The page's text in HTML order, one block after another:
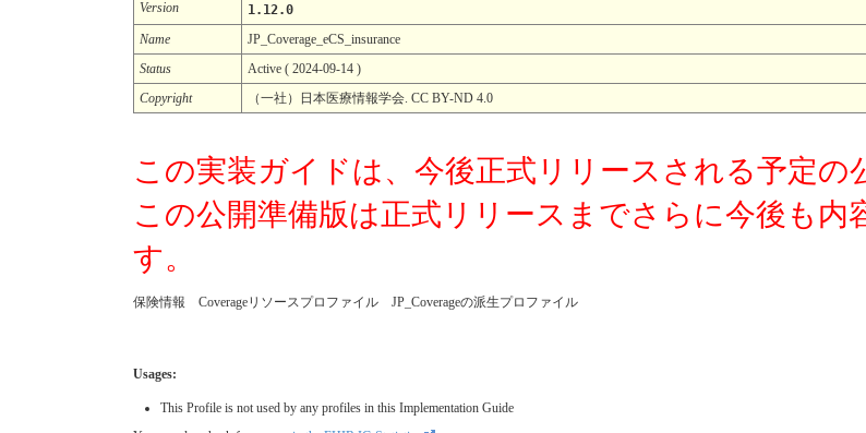
Version
1.12.0
Name
JP_Coverage_eCS_insurance
Status
Active ( 2024-09-14 )
Copyright
（一社）日本医療情報学会. CC BY-ND 4.0
この実装ガイドは、今後正式リリースされる予定の
この公開準備版は正式リリースまでさらに今後も内
す。
保険情報 Coverageリソースプロファイル JP_Coverageの派生プロファイル
Usages:
This Profile is not used by any profiles in this Implementation Guide